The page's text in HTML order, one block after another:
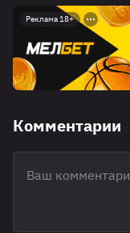
Реклама 18+
Комментарии